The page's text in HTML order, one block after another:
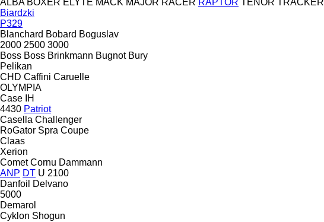
Biardzki
P329
Blanchard Bobard Boguslav
2000 2500 3000
Boss Boss Brinkmann Bugnot Bury
Pelikan
CHD Caffini Caruelle
OLYMPIA
Case IH
4430 Patriot
Casella Challenger
RoGator Spra Coupe
Claas
Xerion
Comet Cornu Dammann
ANP DT U 2100
Danfoil
Delvano
5000
Demarol
Cyklon Shogun